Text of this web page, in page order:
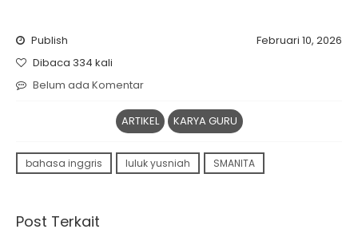
Publish
Februari 10, 2026
Dibaca 334 kali
Belum ada Komentar
ARTIKEL KARYA GURU
bahasa inggris luluk yusniah SMANITA
Post Terkait